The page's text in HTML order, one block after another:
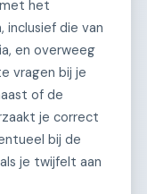
het
inclusief die van
en overweeg
vragen bij je
of de
je correct
bij de
je twijfelt aan